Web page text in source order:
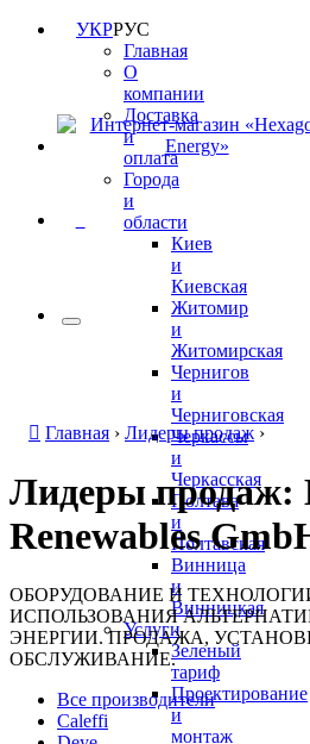
УКРРУС
Главная
О
компании
Доставка
и
оплата
Города
и
области
Киев
и
Киевская
Житомир
и
Житомирская
Чернигов
и
Черниговская
Черкассы
и
Черкасская
Полтава
и
Полтавская
Винница
и
Винницкая
Услуги
Зеленый
тариф
Проектирование
и
монтаж
Главная › Лидеры продаж ›
Лидеры продаж:
Renewables
ОБОРУДОВАНИЕ И
ИСПОЛЬЗОВАНИЯ
ЭНЕРГИИ. ПРОДАЖА,
ОБСЛУЖИВАНИЕ.
Все производители
Caleffi